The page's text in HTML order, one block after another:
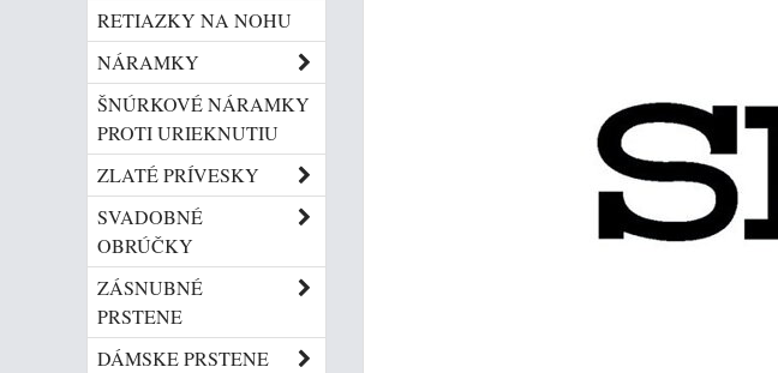
RETIAZKY NA NOHU
NÁRAMKY
ŠNÚRKOVÉ NÁRAMKY
PROTI URIEKNUTIU
ZLATÉ PRÍVESKY
SVADOBNÉ
OBRÚČKY
ZÁSNUBNÉ
PRSTENE
DÁMSKE PRSTENE